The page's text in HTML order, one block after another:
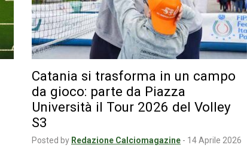
Catania si trasforma in un campo
da gioco: parte da Piazza
Università il Tour 2026 del Volley
S3
Posted by Redazione Calciomagazine - 14 Aprile 2026